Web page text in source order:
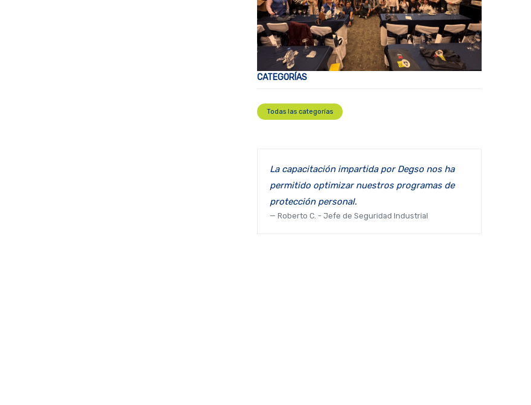
CATEGORÍAS
Todas las categorías
La capacitación impartida por Degso nos ha
permitido optimizar nuestros programas de
protección personal.
Roberto C. - Jefe de Seguridad Industrial